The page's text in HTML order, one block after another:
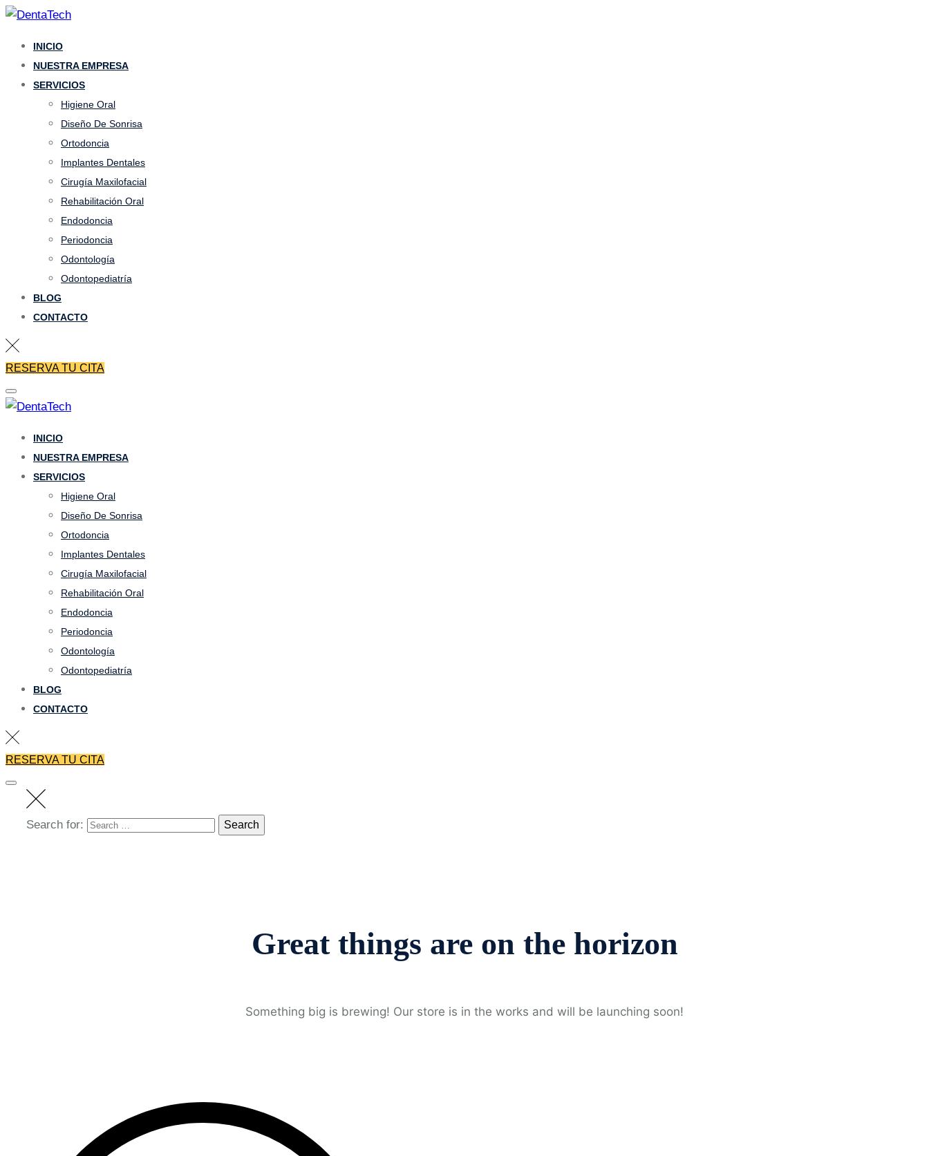
Skip
contentINICIO
NUESTRA EMPRESA
SERVICIOS
Higiene Oral
Diseño De Sonrisa
Ortodoncia
Implantes Dentales
Cirugía Maxilofacial
Rehabilitación Oral
Endodoncia
Periodoncia
Odontología
Odontopediatría
BLOG
CONTACTO
RESERVA TU CITA
INICIO
NUESTRA EMPRESA
SERVICIOS
Higiene Oral
Diseño De Sonrisa
Ortodoncia
Implantes Dentales
Cirugía Maxilofacial
Rehabilitación Oral
Endodoncia
Periodoncia
Odontología
Odontopediatría
BLOG
CONTACTO
RESERVA TU CITA
Search for: Search
Great things are on the horizon
Something big is brewing! Our store is in the works and will be launching soon!